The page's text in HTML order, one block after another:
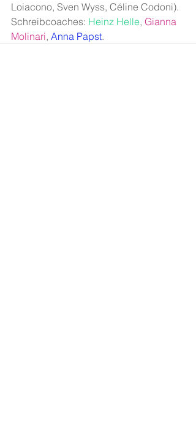
Loiacono, Sven Wyss, Céline Codoni).
Schreibcoaches: Heinz Helle, Gianna
Molinari, Anna Papst.